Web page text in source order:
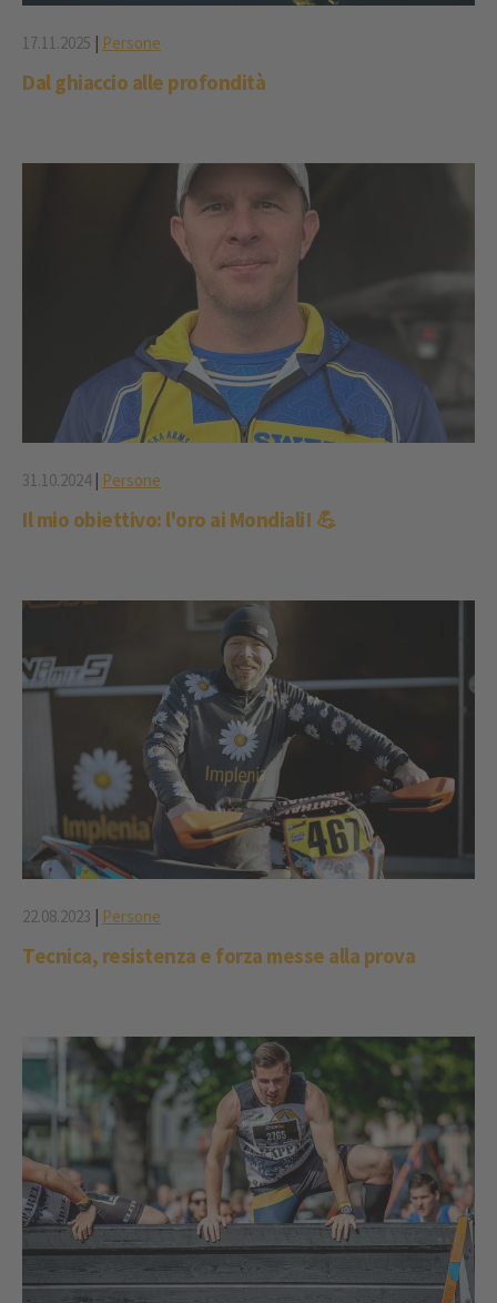
17.11.2025 Persone
Dal ghiaccio alle profondità
31.10.2024| Persone
Il mio obiettivo: l'oro ai Mondiali! 💪
22.08.2023 Persone
Tecnica, resistenza e forza messe alla prova